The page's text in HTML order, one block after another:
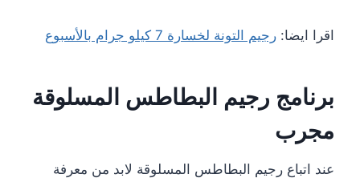
اقرا ايضا: رجيم التونة لخسارة 7 كيلو جرام بالأسبوع
برنامج رجيم البطاطس المسلوقة
مجرب
عند اتباع رجيم البطاطس المسلوقة لابد من معرفة